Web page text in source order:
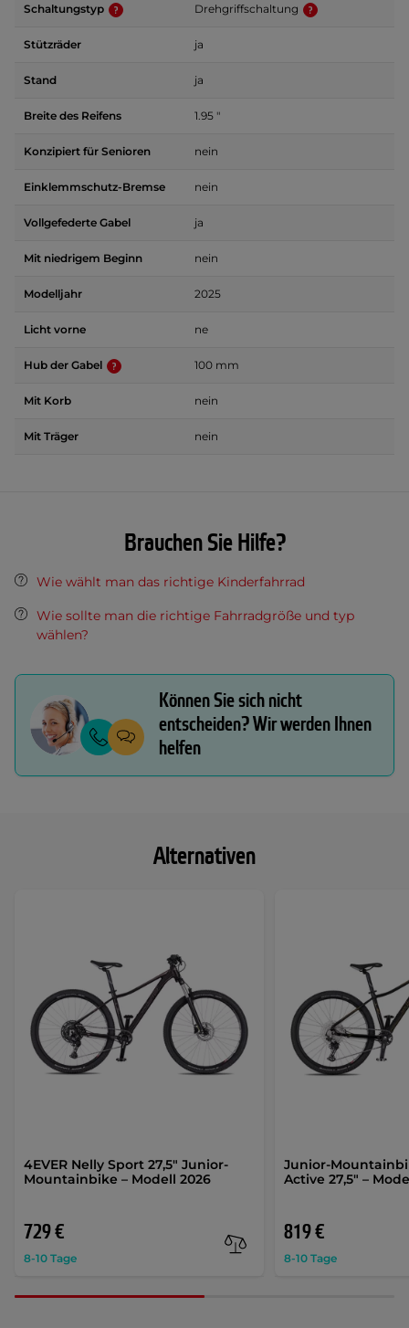
Alternativen
4EVER Nelly Sport 27,5" Junior-
Mountainbike – Modell 2026
729 €
8-10 Tage
Junior-
Active 27,5" –
819 €
8-10 Tage
Schaltungstyp Drehgriffschaltung
Stützräder ja
Stand ja
Breite des Reifens 1.95 "
Konzipiert für Senioren nein
Einklemmschutz-Bremse nein
Vollgefederte Gabel ja
Mit niedrigem Beginn nein
Modelljahr 2025
Licht vorne ne
Hub der Gabel 100 mm
Mit Korb nein
Mit Träger nein
Brauchen Sie Hilfe?
Wie wählt man das richtige Kinderfahrrad
Wie sollte man die richtige Fahrradgröße und typ
wählen?
Können Sie sich nicht
entscheiden? Wir werden Ihnen
helfen